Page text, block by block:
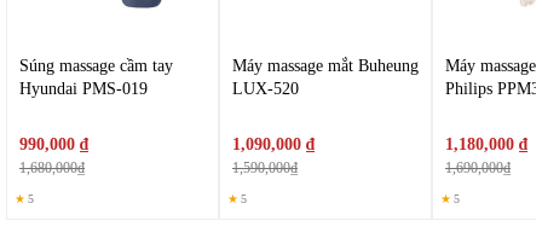
Súng massage cầm tay
Hyundai PMS-019
990,000 ₫
1,680,000₫
★ 5
Máy massage mắt Buheung
LUX-520
1,090,000 ₫
1,590,000₫
★ 5
Máy
Philips
1,180,000 ₫
1,690,000₫
★ 5